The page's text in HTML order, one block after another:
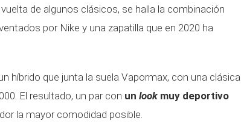
de algunos clásicos, se halla la combinación
por Nike y una zapatilla que en 2020 ha
híbrido que junta la suela Vapormax, con una clásica
El resultado, un par con un look muy deportivo
la mayor comodidad posible.